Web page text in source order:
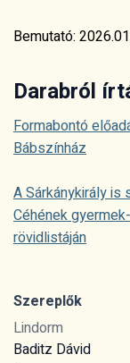
Bemutató:
Darabról
Formabontó
Bábszínház
A Sárkánykirály
Céhének
rövidlistáján
Szereplők
Lindorm
Baditz Dávid